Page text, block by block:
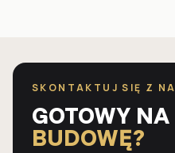
SKONTAKTUJ SIĘ Z
GOTOWY NA
BUDOWĘ?